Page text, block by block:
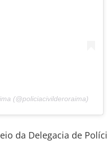
(@policiacivilderoraima)
da Delegacia de